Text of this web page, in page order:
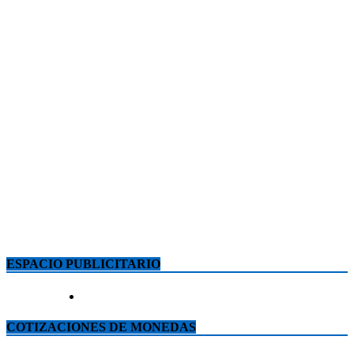
ESPACIO PUBLICITARIO
COTIZACIONES DE MONEDAS